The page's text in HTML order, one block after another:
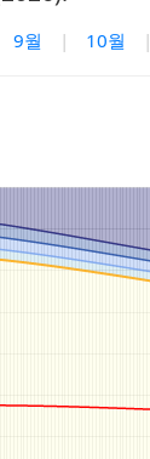
9월 | 10월 |